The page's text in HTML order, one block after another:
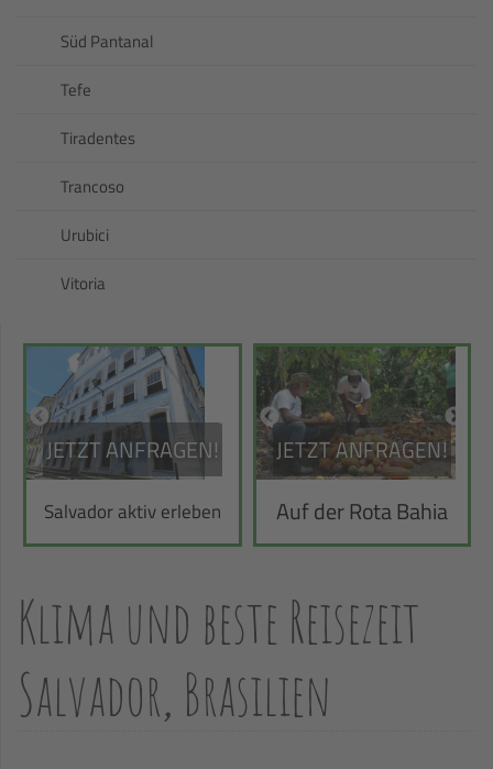
Süd Pantanal
Tefe
Tiradentes
Trancoso
Urubici
Vitoria
JETZT ANFRAGEN!
Salvador aktiv erleben
JETZT ANFRAGEN!
Auf der Rota Bahia
Klima und beste Reisezeit
Salvador, Brasilien